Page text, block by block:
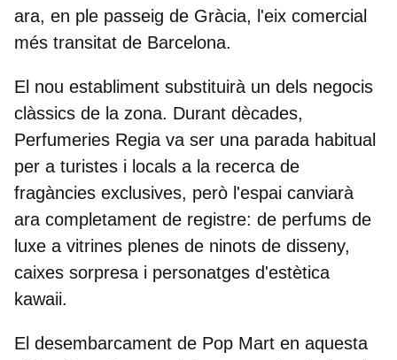
ara, en ple passeig de Gràcia, l'eix comercial
més transitat de Barcelona.
El nou establiment substituirà un dels negocis
clàssics de la zona. Durant dècades,
Perfumeries Regia va ser una parada habitual
per a turistes i locals a la recerca de
fragàncies exclusives, però l'espai canviarà
ara completament de registre: de perfums de
luxe a vitrines plenes de ninots de disseny,
caixes sorpresa i personatges d'estètica
kawaii.
El desembarcament de Pop Mart en aquesta